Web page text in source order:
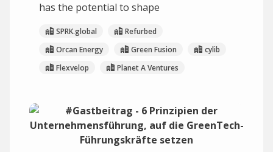
has the potential to shape
SPRK.global
Refurbed
Orcan Energy
Green Fusion
cylib
Flexvelop
Planet A Ventures